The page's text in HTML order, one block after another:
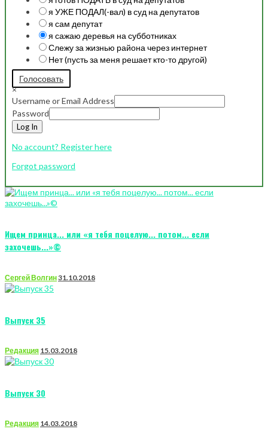
я УЖЕ ПОДАЛ(-вал) в суд на депутатов
я сам депутат
я сажаю деревья на субботниках
Слежу за жизнью района через интернет
Нет (пусть за меня решает кто-то другой)
Голосовать
×
Username or Email Address
Password
Log In
No account? Register here
Forgot password
Ищем принца... или «я тебя поцелую... потом... если
захочешь...»©
Сергей Волгин31.10.2018
Выпуск 35
Редакция 15.03.2018
Выпуск 30
Редакция 14.03.2018